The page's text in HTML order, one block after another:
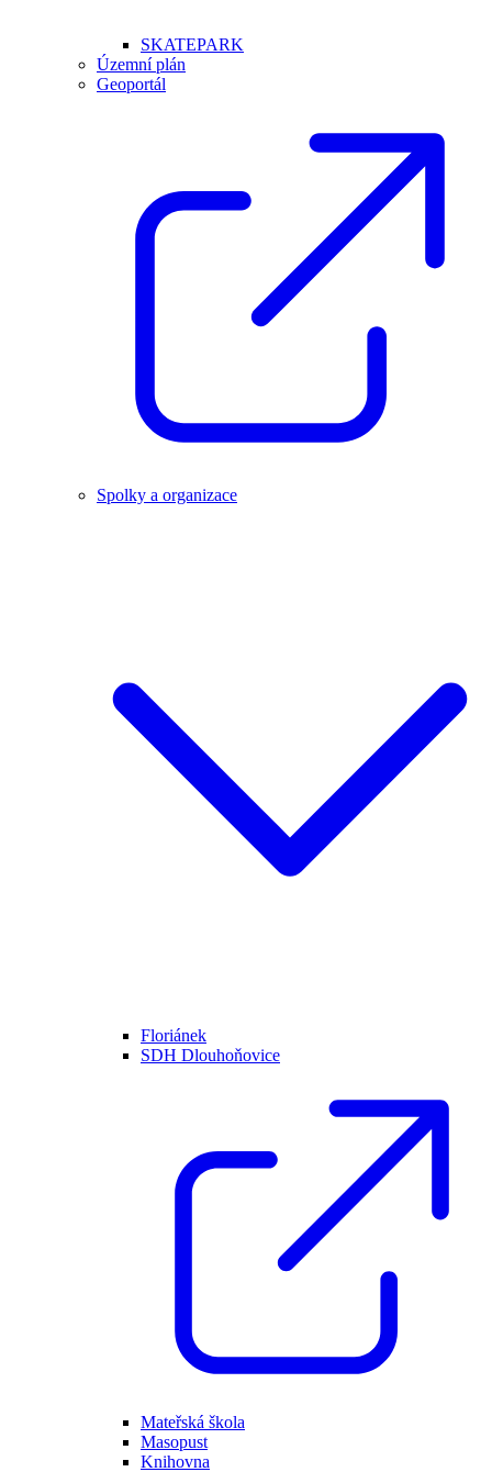
SKATEPARK
Územní plán
Geoportál
Spolky a organizace
Floriánek
SDH Dlouhoňovice
Mateřská škola
Masopust
Knihovna